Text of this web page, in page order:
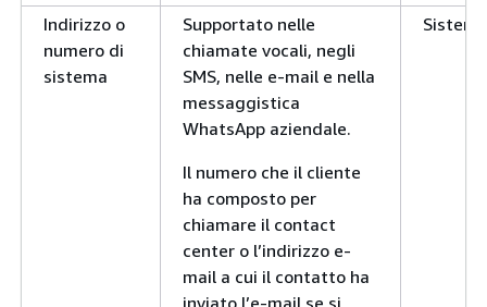
Indirizzo o
numero di
sistema
Supportato nelle
chiamate vocali, negli
SMS, nelle e-mail e nella
messaggistica
WhatsApp aziendale.
Il numero che il cliente
ha composto per
chiamare il contact
center o l’indirizzo e-
mail a cui il contatto ha
inviato l’e-mail se si
Sistema